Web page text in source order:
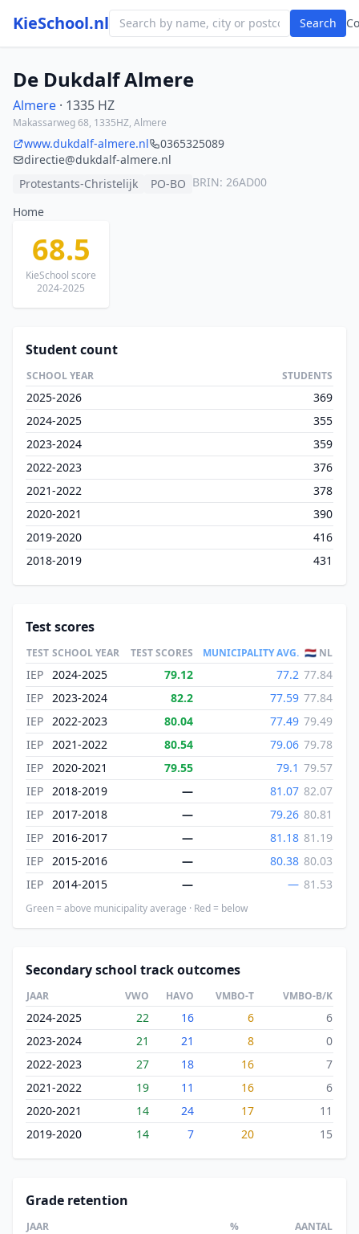
KieSchool.nl Search
De Dukdalf Almere
Almere · 1335 HZ
Makassarweg 68, 1335HZ, Almere
www.dukdalf-almere.nl
0365325089
directie@dukdalf-almere.nl
Protestants-Christelijk
PO-BO BRIN: 26AD00
Home
68.5
KieSchool score
2024-2025
Student count
SCHOOL YEAR STUDENTS
2025-2026
369
2024-2025
355
2023-2024
359
2022-2023
376
2021-2022
378
2020-2021
390
2019-2020
416
2018-2019
431
Test scores
TEST SCHOOL YEAR TEST SCORES MUNICIPALITY AVG. 🇳🇱 NL
IEP 2024-2025 79.12 77.2 77.84
IEP 2023-2024 82.2 77.59 77.84
IEP 2022-2023 80.04 77.49 79.49
IEP 2021-2022 80.54 79.06 79.78
IEP 2020-2021 79.55 79.1 79.57
IEP 2018-2019 — 81.07 82.07
IEP 2017-2018 — 79.26 80.81
IEP 2016-2017 — 81.18 81.19
IEP 2015-2016 — 80.38 80.03
IEP 2014-2015 — — 81.53
Green = above municipality average · Red = below
Secondary school track outcomes
JAAR VWO HAVO VMBO-T VMBO-B/K
2024-2025 22 16 6
6
2023-2024
21 21 8
0
2022-2023
27 18 16
7
2021-2022
19 11 16
6
2020-2021
14 24 17
11
2019-2020
14 7 20 15
Grade retention
JAAR % AANTAL